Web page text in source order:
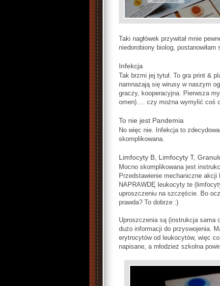
Taki nagłówek przywitał mnie
niedorobiony biolog,
Infekcja
Tak brzmi jej tytuł. To gra print &
namnażają się wirusy w naszym
graczy, kooperacyjna. Pierwsza
omen)…. czy można wymylić coś
To nie jest Pandemia
No więc nie. Infekcja to
skomplikowana.
Limfocyty B, Limfocyty T,
Mocno skomplikowana jest
Przedstawienie mechaniczne
NAPRAWDĘ leukocyty te
uproszczeniu na szczęście. Bo
prawda? To dobrze :)
Uproszczenia są (instrukcja
dużo informacji do przyswojenia.
erytrocytów od leukocytów, więc
napisane, a młodzież szkolna